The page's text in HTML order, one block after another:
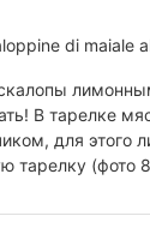
В тарелке
для этого
тарелку (фото